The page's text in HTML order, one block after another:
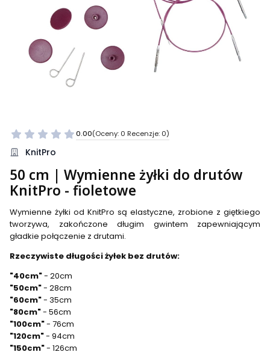
0.00(Oceny: 0 Recenzje: 0)
Przejdź do sekcji Opinie
KnitPro
50 cm | Wymienne żyłki do drutów
KnitPro - fioletowe
Wymienne żyłki od KnitPro są elastyczne, zrobione z giętkiego
tworzywa, zakończone długim gwintem zapewniającym
gładkie połączenie z drutami.
Rzeczywiste długości żyłek bez drutów:
"40cm"- 20cm
"50cm"- 28cm
"60cm"- 35cm
"80cm"- 56cm
"100cm"- 76cm
"120cm"- 94cm
"150cm"- 126cm